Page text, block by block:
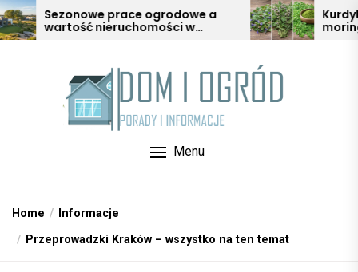
Skip
to
ogrodowe a
w
Kurdybanek, serdecznik
moringa – mniej znane
szerokim zastosowaniu
Menu
Home
Informacje
Przeprowadzki Kraków – wszystko na ten temat